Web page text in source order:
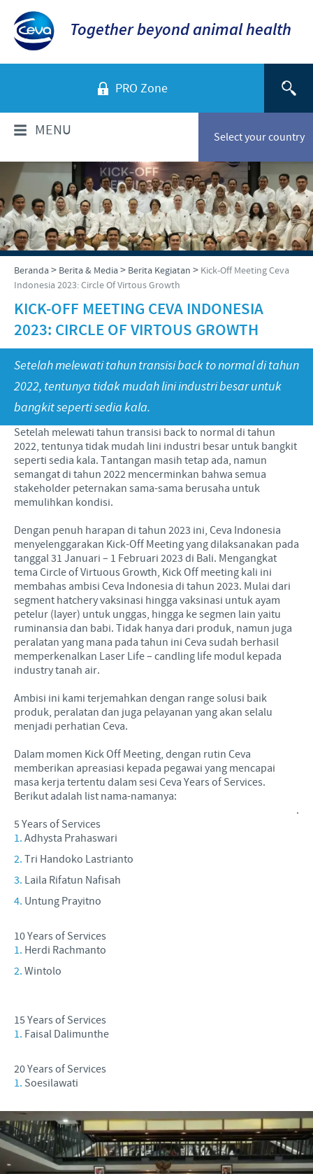
Together beyond animal health
PRO Zone
Select your country
MENU
TENTANG KAMI
Sekilas Perusahaan
Ceva Indonesia
Sejarah kami
Visi kami
Nilai-nilai kami
Penelitian dan Pengembangan
Produksi
Keberadaan Ceva di dunia
Hubungi Kami
PRODUK
Daftar Produk
Unggas
Babi
INFORMASI TEKNIS
Informasi Penyakit
Informasi lain
Disease Surveillance
BERITA & MEDIA
Berita Kegiatan
PERAN & TANGGUNG JAWAB
Fokus pada peranan
Kerja sama bisnis dan ilmiah
Kontribusi
Program pendukung
KARIR
Pekerjaan utama kami
Lowongan Pekerjaan
Proses perekrutan kami
Beranda> Berita & Media> Berita Kegiatan > Kick-Off Meeting Ceva
Indonesia 2023: Circle Of Virtous Growth
KICK-OFF MEETING CEVA INDONESIA
2023: CIRCLE OF VIRTOUS GROWTH
Setelah melewati tahun transisi back to normal di tahun
2022, tentunya tidak mudah lini industri besar untuk
bangkit seperti sedia kala.
Setelah melewati tahun transisi back to normal di tahun
2022, tentunya tidak mudah lini industri besar untuk bangkit
seperti sedia kala. Tantangan masih tetap ada, namun
semangat di tahun 2022 mencerminkan bahwa semua
stakeholder peternakan sama-sama berusaha untuk
memulihkan kondisi.
Dengan penuh harapan di tahun 2023 ini, Ceva Indonesia
menyelenggarakan Kick-Off Meeting yang dilaksanakan pada
tanggal 31 Januari – 1 Februari 2023 di Bali. Mengangkat
tema Circle of Virtuous Growth, Kick Off meeting kali ini
membahas ambisi Ceva Indonesia di tahun 2023. Mulai dari
segment hatchery vaksinasi hingga vaksinasi untuk ayam
petelur (layer) untuk unggas, hingga ke segmen lain yaitu
ruminansia dan babi. Tidak hanya dari produk, namun juga
peralatan yang mana pada tahun ini Ceva sudah berhasil
memperkenalkan Laser Life – candling life modul kepada
industry tanah air.
Ambisi ini kami terjemahkan dengan range solusi baik
produk, peralatan dan juga pelayanan yang akan selalu
menjadi perhatian Ceva.
Dalam momen Kick Off Meeting, dengan rutin Ceva
memberikan apreasiasi kepada pegawai yang mencapai
masa kerja tertentu dalam sesi Ceva Years of Services.
Berikut adalah list nama-namanya:
.
5 Years of Services
Adhysta Prahaswari
Tri Handoko Lastrianto
Laila Rifatun Nafisah
Untung Prayitno
10 Years of Services
Herdi Rachmanto
Wintolo
15 Years of Services
Faisal Dalimunthe
20 Years of Services
Soesilawati